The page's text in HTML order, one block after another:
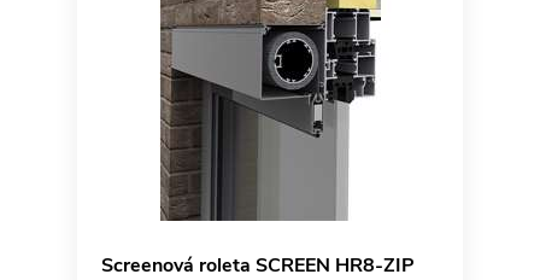
Screenová roleta SCREEN HR8-ZIP